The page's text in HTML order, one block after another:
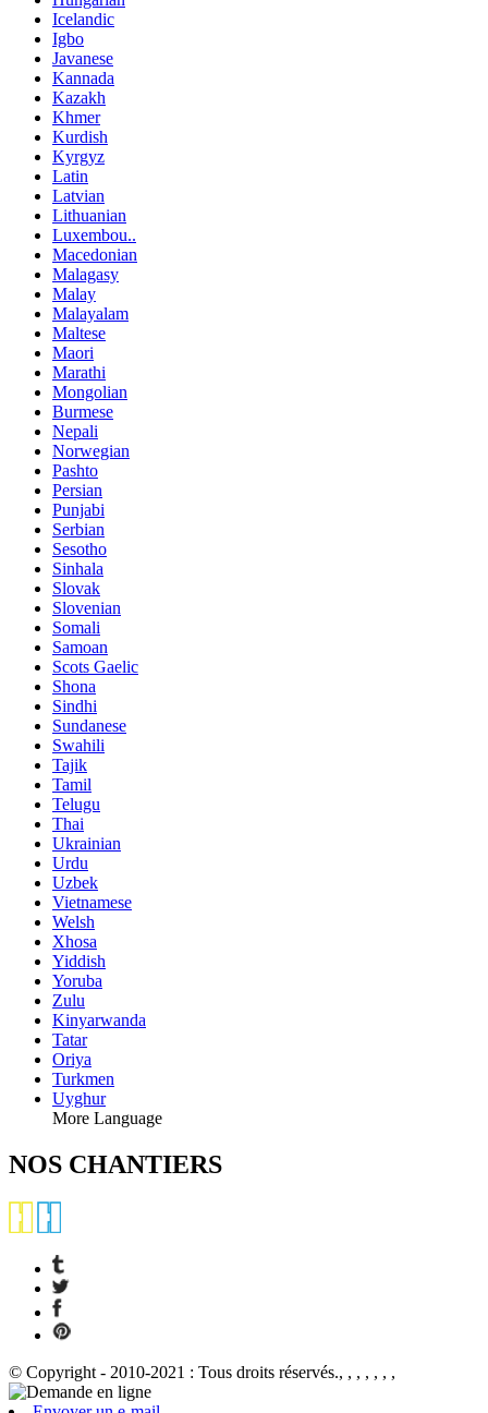
Icelandic
Igbo
Javanese
Kannada
Kazakh
Khmer
Kurdish
Kyrgyz
Latin
Latvian
Lithuanian
Luxembou..
Macedonian
Malagasy
Malay
Malayalam
Maltese
Maori
Marathi
Mongolian
Burmese
Nepali
Norwegian
Pashto
Persian
Punjabi
Serbian
Sesotho
Sinhala
Slovak
Slovenian
Somali
Samoan
Scots Gaelic
Shona
Sindhi
Sundanese
Swahili
Tajik
Tamil
Telugu
Thai
Ukrainian
Urdu
Uzbek
Vietnamese
Welsh
Xhosa
Yiddish
Yoruba
Zulu
Kinyarwanda
Tatar
Oriya
Turkmen
Uyghur
More Language
NOS CHANTIERS
© Copyright - 2010-2021 : Tous droits réservés., , , , , , ,